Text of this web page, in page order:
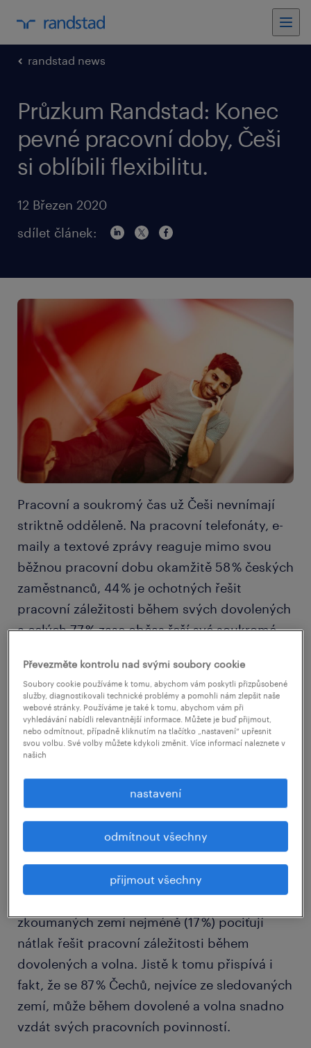
randstad news
Průzkum Randstad: Konec
pevné pracovní doby, Češi
si oblíbili flexibilitu.
12 Březen 2020
sdílet článek:
Pracovní a soukromý čas už Češi nevnímají
striktně odděleně. Na pracovní telefonáty, e-
maily a textové zprávy reaguje mimo svou
běžnou pracovní dobu okamžitě 58 % českých
zaměstnanců, 44 % je ochotných řešit
pracovní záležitosti během svých dovolených
a celých 77 % zase občas řeší své soukromé
posledního průzkumu Workmonitor
personálně poradenské společnosti
Randstad.
Čtyři z deseti oslovených Čechů (42 %)
přitom tvrdí, že jejich nadřízený očekává, že
budou k dispozici mimo pracovní dobu. To
může znamenat, že poměrně velké množství
zaměstnavatelů tlačí na pracovníky, aby plnili
včetně víkendů, svátků a dovolených. Češi to
zkoumaných zemí nejméně (17 %) pociťují
nátlak řešit pracovní záležitosti během
dovolených a volna. Jistě k tomu přispívá i
fakt, že se 87 % Čechů, nejvíce ze sledovaných
zemí, může během dovolené a volna snadno
vzdát svých pracovních povinností.
Převezměte kontrolu nad svými soubory cookie
Soubory cookie používáme k tomu, abychom vám poskytli přizpůsobené
služby, diagnostikovali technické problémy a pomohli nám zlepšit naše
webové stránky. Používáme je také k tomu, abychom vám při
vyhledávání nabídli relevantnější informace. Můžete je buď přijmout,
nebo odmítnout, případně kliknutím na tlačítko „nastavení“ upřesnit
svou volbu. Své volby můžete kdykoli změnit. Více informací naleznete v
našich
nastavení
odmítnout všechny
přijmout všechny